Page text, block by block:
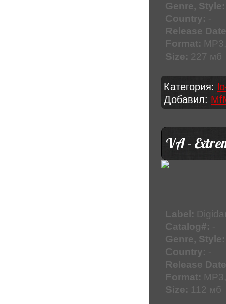
Genre, Style:
Country: -
Release
Format:
Size: 227 мб
Категория:
Добавил:
VA -
Label:
Catalog#: -
Genre, Style:
Country: -
Release
Format:
Size: 112 мб